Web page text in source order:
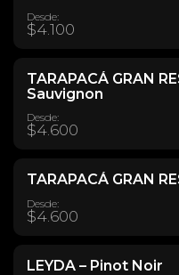
Desde:
$4.100
TARAPACÁ GRAN
Sauvignon
Desde:
$4.600
TARAPACÁ GRAN
Desde:
$4.600
LEYDA – Pinot Noir